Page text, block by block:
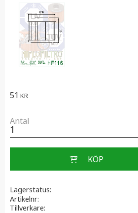
51 KR
Antal
Lagerstatus
Artikelnr
Tillverkare